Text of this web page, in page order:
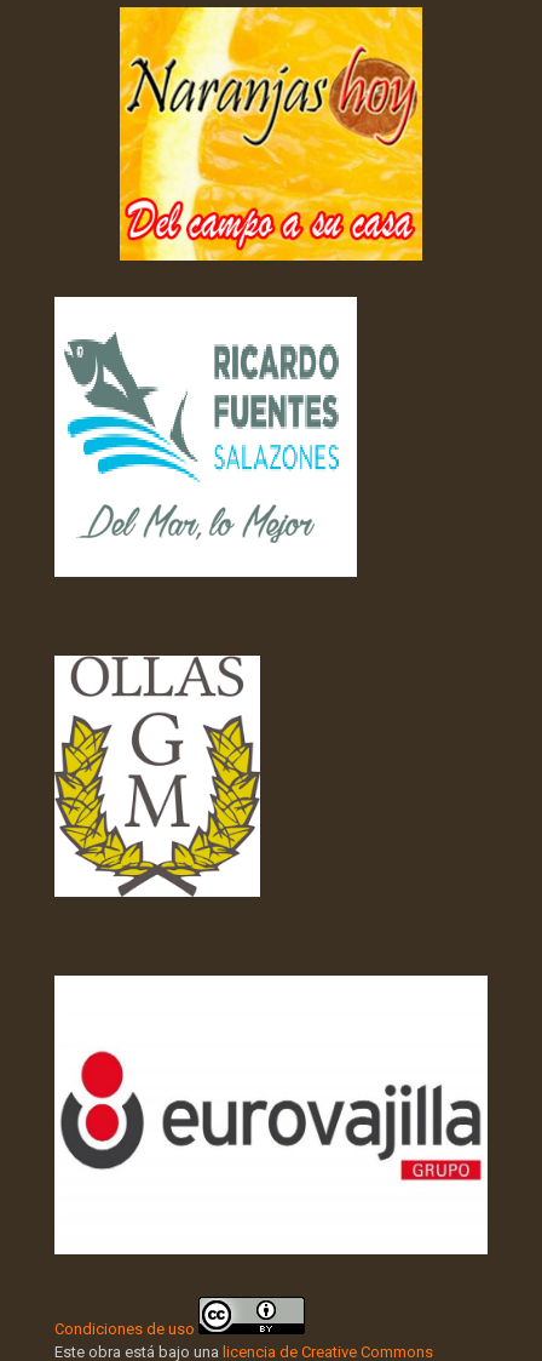
Condiciones de uso
Este obra está bajo una licencia de Creative Commons